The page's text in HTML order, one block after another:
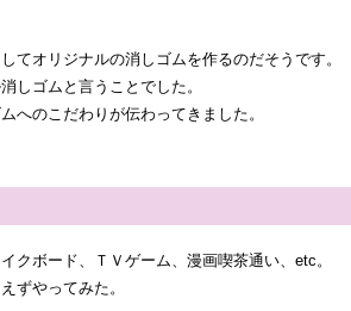
てオリジナルの消しゴムを作るのだそうです。
しゴムと言うことでした。
へのこだわりが伝わってきました。
クボード、ＴＶゲーム、漫画喫茶通い、etc。
ずやってみた。